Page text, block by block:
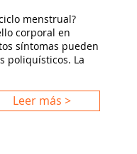
menstrual?
corporal en
síntomas pueden
poliquísticos. La
Leer más >